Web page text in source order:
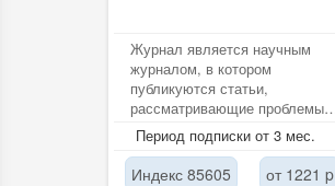
Журнал является научным
журналом, в котором
публикуются статьи,
рассматривающие проблемы
экономики и менеджмента.
Период подписки от 3 мес.
Индекс 85605 от 1221 p